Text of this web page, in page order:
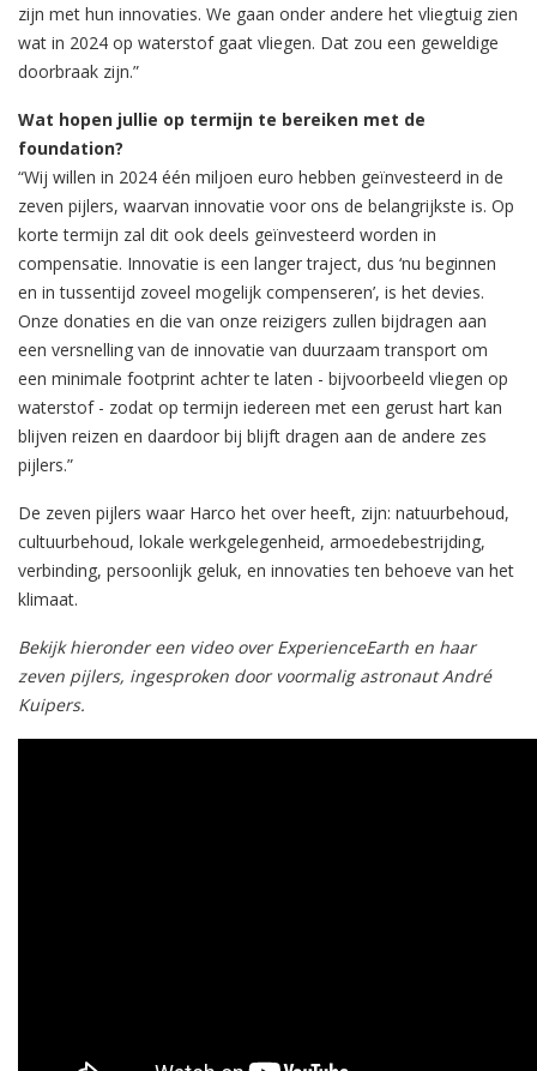
zijn met hun innovaties. We gaan onder andere het vliegtuig zien
wat in 2024 op waterstof gaat vliegen. Dat zou een geweldige
doorbraak zijn.”
Wat hopen jullie op termijn te bereiken met de
foundation?
“Wij willen in 2024 één miljoen euro hebben geïnvesteerd in de
zeven pijlers, waarvan innovatie voor ons de belangrijkste is. Op
korte termijn zal dit ook deels geïnvesteerd worden in
compensatie. Innovatie is een langer traject, dus ‘nu beginnen
en in tussentijd zoveel mogelijk compenseren’, is het devies.
Onze donaties en die van onze reizigers zullen bijdragen aan
een versnelling van de innovatie van duurzaam transport om
een minimale footprint achter te laten - bijvoorbeeld vliegen op
waterstof - zodat op termijn iedereen met een gerust hart kan
blijven reizen en daardoor bij blijft dragen aan de andere zes
pijlers.”
De zeven pijlers waar Harco het over heeft, zijn: natuurbehoud,
cultuurbehoud, lokale werkgelegenheid, armoedebestrijding,
verbinding, persoonlijk geluk, en innovaties ten behoeve van het
klimaat.
Bekijk hieronder een video over ExperienceEarth en haar
zeven pijlers, ingesproken door voormalig astronaut André
Kuipers.